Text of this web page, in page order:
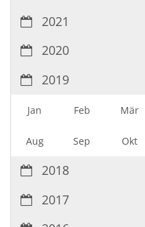
2021
2020
2019
Jan Feb Mär
Aug Sep Okt
2018
2017